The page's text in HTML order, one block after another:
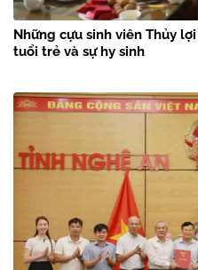
Những cựu sinh viên Thủy
tuổi trẻ và sự hy sinh